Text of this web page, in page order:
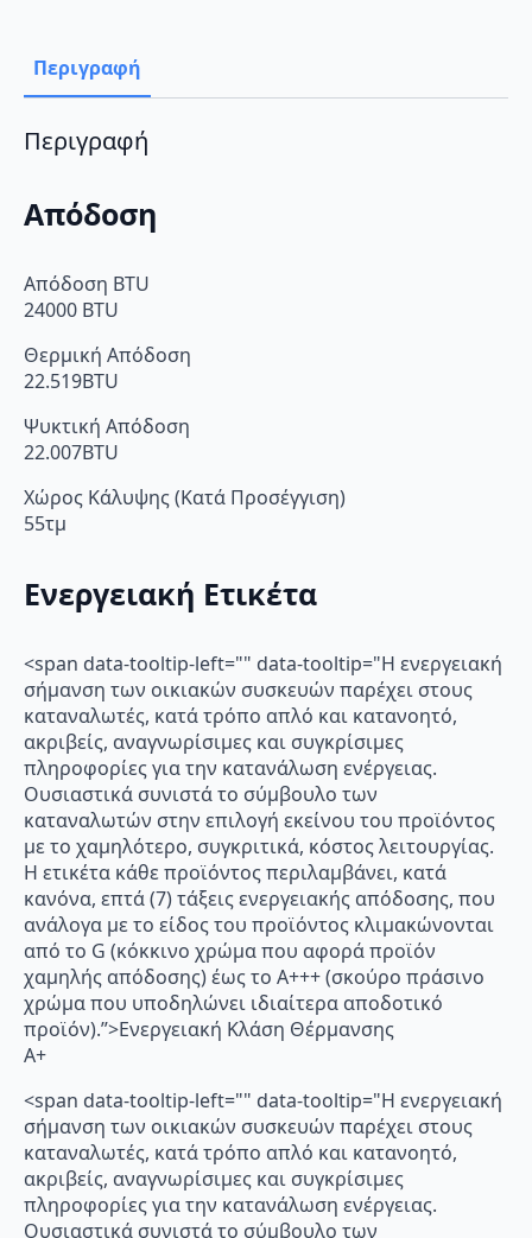
Wi-
Fi
ποσότητα
Περιγραφή
Περιγραφή
Απόδοση
Απόδοση BTU
24000 BTU
Θερμική Απόδοση
22.519BTU
Ψυκτική Απόδοση
22.007BTU
Χώρος Κάλυψης (Κατά Προσέγγιση)
55τμ
Ενεργειακή Ετικέτα
<span data-tooltip-left="" data-tooltip="Η ενεργειακή
σήμανση των οικιακών συσκευών παρέχει στους
καταναλωτές, κατά τρόπο απλό και κατανοητό,
ακριβείς, αναγνωρίσιμες και συγκρίσιμες
πληροφορίες για την κατανάλωση ενέργειας.
Ουσιαστικά συνιστά το σύμβουλο των
καταναλωτών στην επιλογή εκείνου του προϊόντος
με το χαμηλότερο, συγκριτικά, κόστος λειτουργίας.
Η ετικέτα κάθε προϊόντος περιλαμβάνει, κατά
κανόνα, επτά (7) τάξεις ενεργειακής απόδοσης, που
ανάλογα με το είδος του προϊόντος κλιμακώνονται
από το G (κόκκινο χρώμα που αφορά προϊόν
χαμηλής απόδοσης) έως το Α+++ (σκούρο πράσινο
χρώμα που υποδηλώνει ιδιαίτερα αποδοτικό
προϊόν).”>Ενεργειακή Κλάση Θέρμανσης
A+
<span data-tooltip-left="" data-tooltip="Η ενεργειακή
σήμανση των οικιακών συσκευών παρέχει στους
καταναλωτές, κατά τρόπο απλό και κατανοητό,
ακριβείς, αναγνωρίσιμες και συγκρίσιμες
πληροφορίες για την κατανάλωση ενέργειας.
Ουσιαστικά συνιστά το σύμβουλο των